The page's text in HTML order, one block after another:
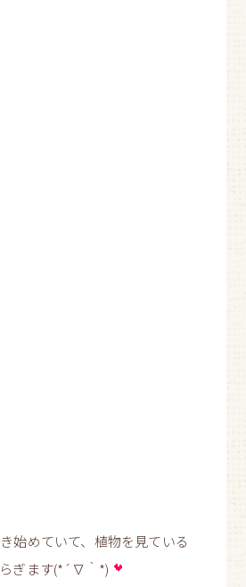
始めていて、植物を見ている
ぎます(*´∇｀*)